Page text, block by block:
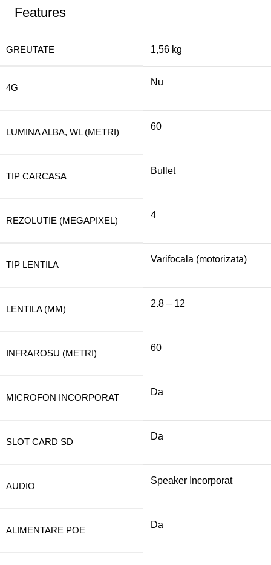
Features
GREUTATE 1,56 kg
4G
Nu
LUMINA ALBA, WL (METRI)
60
TIP CARCASA
Bullet
REZOLUTIE (MEGAPIXEL)
4
TIP LENTILA
Varifocala (motorizata)
LENTILA (MM)
2.8 – 12
INFRAROSU (METRI)
60
MICROFON INCORPORAT
Da
SLOT CARD SD
Da
AUDIO
Speaker Incorporat
ALIMENTARE POE
Da